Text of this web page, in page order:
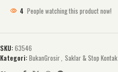
4 People watching this product now!
SKU: 63546
Kategori: BukanGrosir Saklar & Stop Kontak